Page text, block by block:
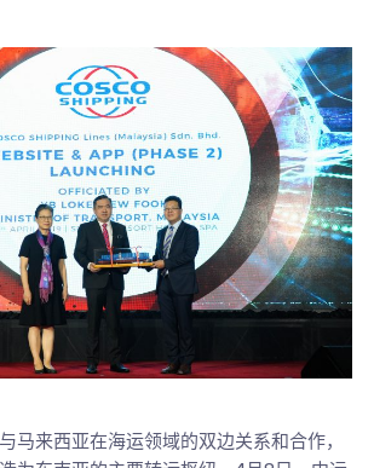
马来西亚在海运领域的双边关系和合作，